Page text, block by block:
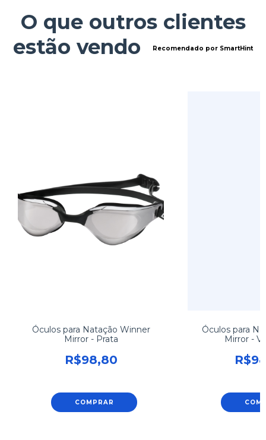
O que outros clientes
estão vendo
Recomendado por SmartHint
Óculos para Natação Winner
Mirror - Prata
R$98,80
COMPRAR
Óculos para
Mirror -